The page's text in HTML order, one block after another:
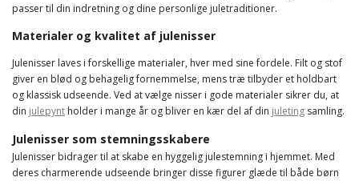
passer til din indretning og dine personlige juletraditioner.
Materialer og kvalitet af julenisser
Julenisser laves i forskellige materialer, hver med sine fordele. Filt og stof
giver en blød og behagelig fornemmelse, mens træ tilbyder et holdbart
og klassisk udseende. Ved at vælge nisser i gode materialer sikrer du, at
din julepynt holder i mange år og bliver en kær del af din juleting samling.
Julenisser som stemningsskabere
Julenisser bidrager til at skabe en hyggelig julestemning i hjemmet. Med
deres charmerende udseende bringer disse figurer glæde til både børn